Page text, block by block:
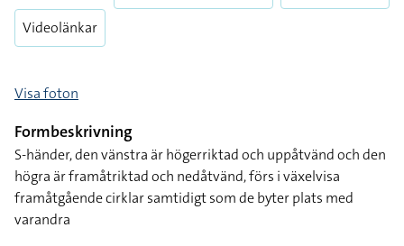
Videolänkar
Visa foton
Formbeskrivning
S-händer, den vänstra är högerriktad och uppåtvänd och den
högra är framåtriktad och nedåtvänd, förs i växelvisa
framåtgående cirklar samtidigt som de byter plats med
varandra